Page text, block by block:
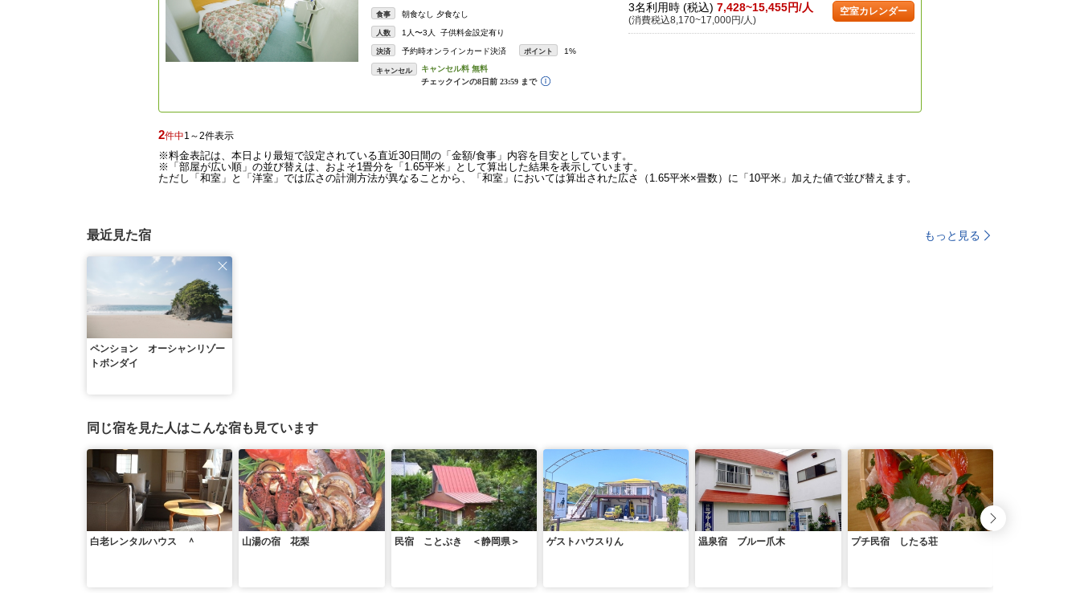
食事 朝食なし 夕食なし
人数 1人〜3人 子供料金設定有り
決済 予約時オンラインカード決済 ポイント 1%
キャンセル
3名利用時 (税込) 7,428~15,455円/人
(消費税込8,170~17,000円/人)
空室カレンダー
2件中1～2件表示
※料金表記は、本日より最短で設定されている直近30日間の「金額/食事」内容を目安としています。
※「部屋が広い順」の並び替えは、およそ1畳分を「1.65平米」として算出した結果を表示しています。
ただし「和室」と「洋室」では広さの計測方法が異なることから、「和室」においては算出された広さ（1.65平米×畳数）に「10平米」加えた値で並び替えます。
最近見た宿 もっと見る
ペンション オーシャンリゾー
トボンダイ
同じ宿を見た人はこんな宿も見ています
白老レンタルハウス ＾ 山湯の宿 花梨 民宿 ことぶき ＜静岡県＞ ゲストハウスりん 温泉宿 ブルー爪木 プチ民宿 したる荘